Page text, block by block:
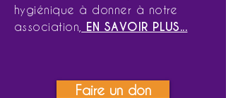
hygiénique à donner à notre
association
EN SAVOIR PLUS...
Faire un don